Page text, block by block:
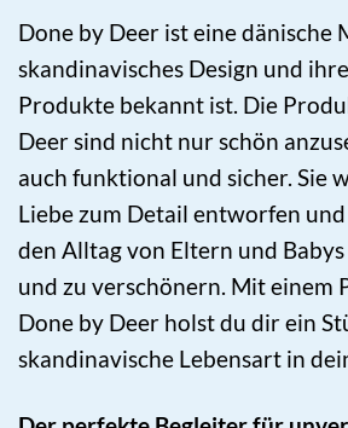
Done by Deer ist eine dänische
skandinavisches Design und
Produkte bekannt ist. Die
Deer sind nicht nur schön
auch funktional und sicher. Sie
Liebe zum Detail entworfen
den Alltag von Eltern und
und zu verschönern. Mit einem
Done by Deer holst du dir ein
skandinavische Lebensart in